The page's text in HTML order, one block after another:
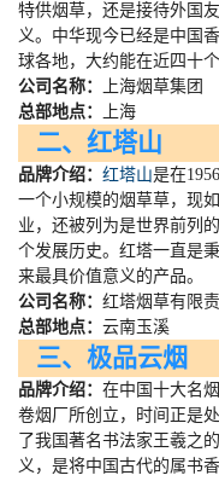
特供烟草，还是接待外国
义。中华现今已经是中国
球各地，大约能在近四十
公司名称：
上海烟草集团
总部地点：
上海
二、红塔山
品牌介绍： 红塔山是在1956
一个小规模的烟草草，现
业，还被列为是世界前列
个发展历史。红塔一直是
来最具价值意义的产品。
公司名称： 红塔烟草有限
总部地点： 云南玉溪
三、极品云烟
品牌介绍： 在中国十大名
卷烟厂所创立，时间正是
了我国著名书法家王羲之
义，是将中国古代的属书